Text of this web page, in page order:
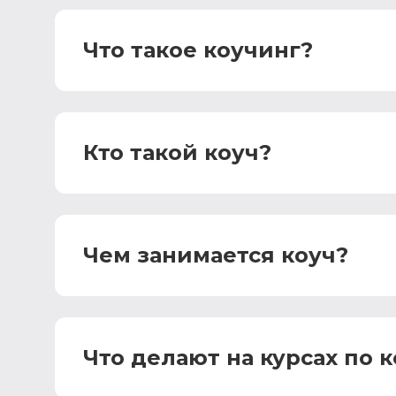
Что такое коучинг?
Кто такой коуч?
Чем занимается коуч?
Что делают на курсах по